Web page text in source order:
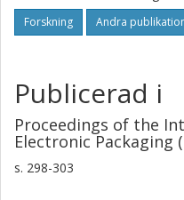
Forskning Andra
Publicerad i
Proceedings of the
Electronic Packaging
s. 298-303